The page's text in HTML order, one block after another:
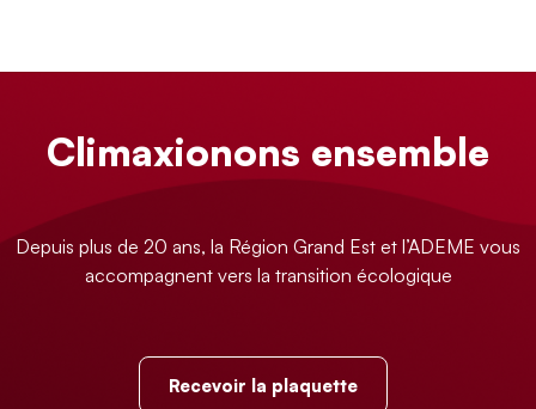
Climaxionons ensemble
Depuis plus de 20 ans, la Région Grand Est et l’ADEME vous
accompagnent vers la transition écologique
Recevoir la plaquette